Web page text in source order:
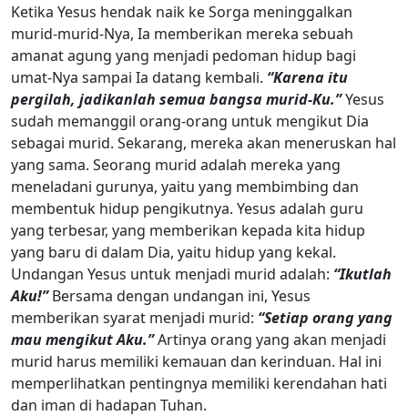
Ketika Yesus hendak naik ke Sorga meninggalkan
murid-murid-Nya, Ia memberikan mereka sebuah
amanat agung yang menjadi pedoman hidup bagi
umat-Nya sampai Ia datang kembali. “Karena itu
pergilah, jadikanlah semua bangsa murid-Ku.”Yesus
sudah memanggil orang-orang untuk mengikut Dia
sebagai murid. Sekarang, mereka akan meneruskan hal
yang sama. Seorang murid adalah mereka yang
meneladani gurunya, yaitu yang membimbing dan
membentuk hidup pengikutnya. Yesus adalah guru
yang terbesar, yang memberikan kepada kita hidup
yang baru di dalam Dia, yaitu hidup yang kekal.
Undangan Yesus untuk menjadi murid adalah: “Ikutlah
Aku!”Bersama dengan undangan ini, Yesus
memberikan syarat menjadi murid: “Setiap orang yang
mau mengikut Aku.”Artinya orang yang akan menjadi
murid harus memiliki kemauan dan kerinduan. Hal ini
memperlihatkan pentingnya memiliki kerendahan hati
dan iman di hadapan Tuhan.